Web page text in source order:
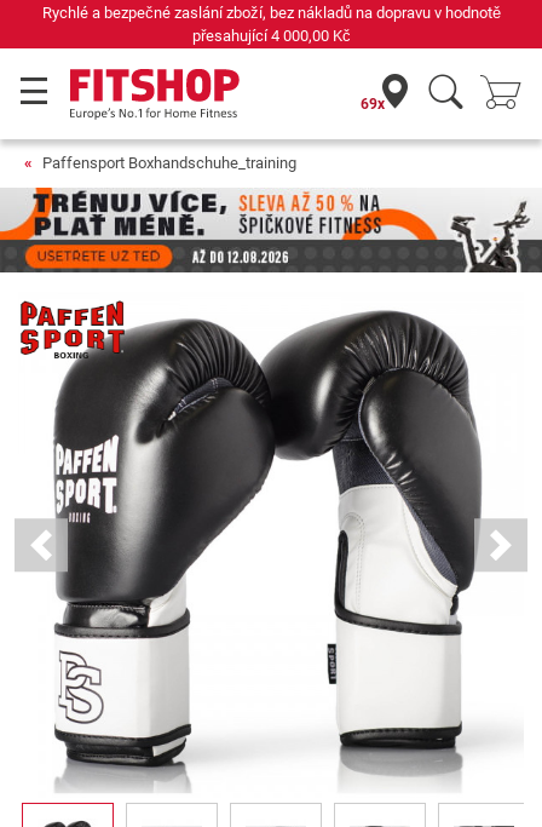
Rychlé a bezpečné zaslání zboží, bez nákladů na dopravu v hodnotě
přesahující4 000,00 Kč
69x
Paffensport Boxhandschuhe_training
Previous Next